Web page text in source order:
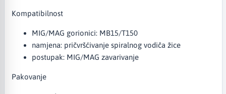
Kompatibilnost
MIG/MAG gorionici: MB15/T150
namjena: pričvršćivanje spiralnog vodiča žice
postupak: MIG/MAG zavarivanje
Pakovanje